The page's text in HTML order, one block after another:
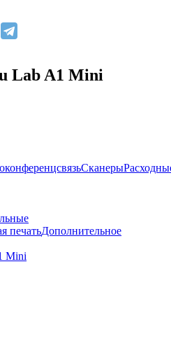
Lab A1 Mini
Сканеры
печатьДополнительное